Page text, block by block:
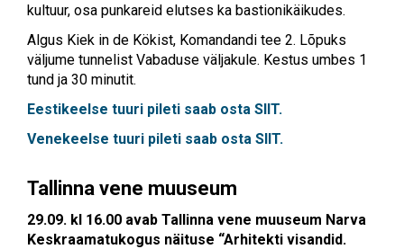
kultuur, osa punkareid elutses ka bastionikäikudes.
Algus Kiek in de Kökist, Komandandi tee 2. Lõpuks
väljume tunnelist Vabaduse väljakule. Kestus umbes 1
tund ja 30 minutit.
Eestikeelse tuuri pileti saab osta SIIT.
Venekeelse tuuri pileti saab osta SIIT.
Tallinna vene muuseum
29.09. kl 16.00 avab Tallinna vene muuseum Narva
Keskraamatukogus näituse “Arhitekti visandid.